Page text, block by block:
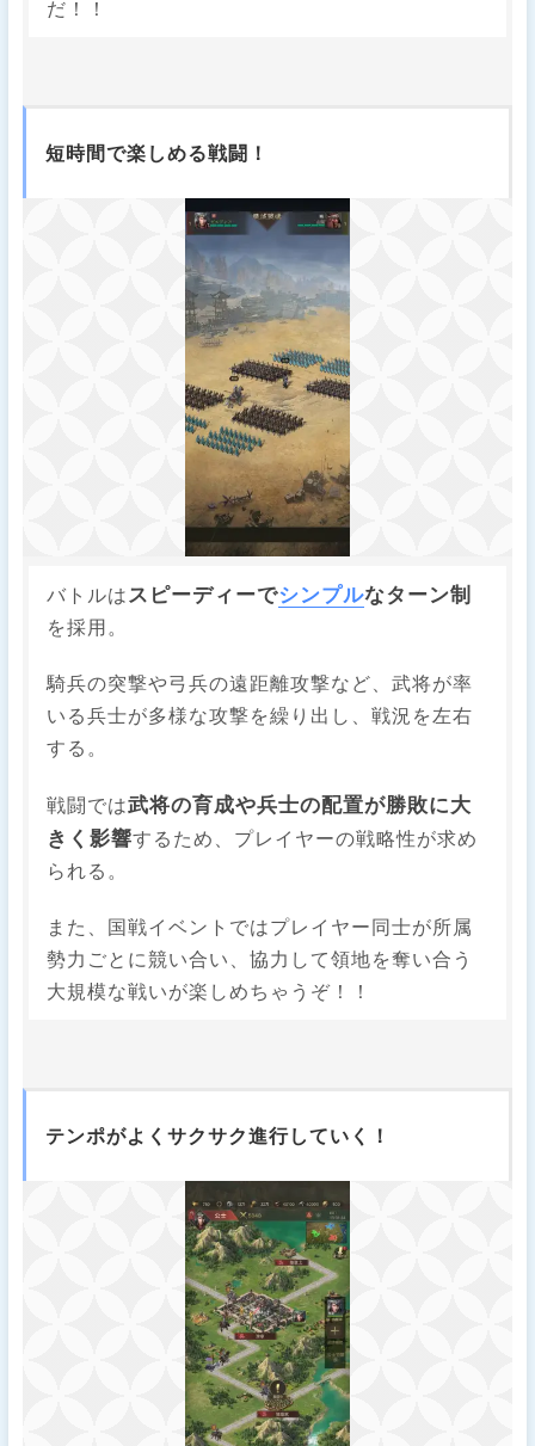
だ！！
短時間で楽しめる戦闘！
バトルは スピーディーでシンプルなターン制
を採用。
騎兵の突撃や弓兵の遠距離攻撃など、武将が率
いる兵士が多様な攻撃を繰り出し、戦況を左右
する。
戦闘では武将の育成や兵士の配置が勝敗に大
きく影響するため、プレイヤーの戦略性が求め
られる。
また、国戦イベントではプレイヤー同士が所属
勢力ごとに競い合い、協力して領地を奪い合う
大規模な戦いが楽しめちゃうぞ！！
テンポがよくサクサク進行していく！